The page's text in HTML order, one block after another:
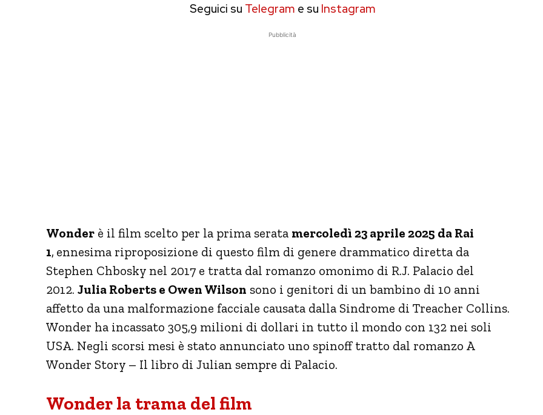
Seguici su Telegram e su Instagram
Pubblicità
Wonder è il film scelto per la prima serata mercoledì 23 aprile 2025 da Rai
1, ennesima riproposizione di questo film di genere drammatico diretta da
Stephen Chbosky nel 2017 e tratta dal romanzo omonimo di R.J. Palacio del
2012. Julia Roberts e Owen Wilson sono i genitori di un bambino di 10 anni
affetto da una malformazione facciale causata dalla Sindrome di Treacher Collins.
Wonder ha incassato 305,9 milioni di dollari in tutto il mondo con 132 nei soli
USA. Negli scorsi mesi è stato annunciato uno spinoff tratto dal romanzo A
Wonder Story – Il libro di Julian sempre di Palacio.
Wonder la trama del film